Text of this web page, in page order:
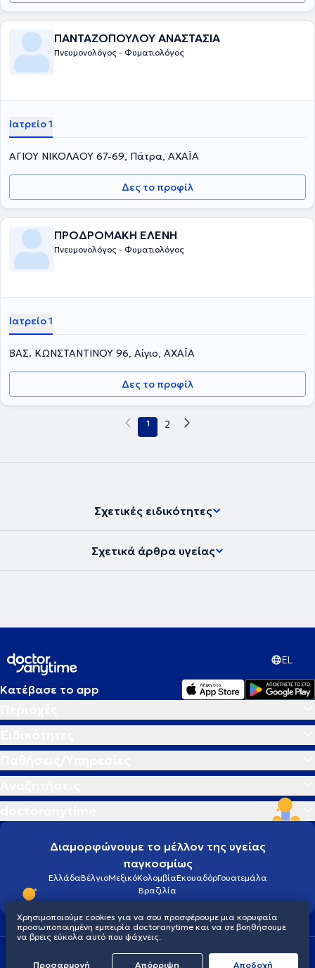
ΠΑΝΤΑΖΟΠΟΥΛΟΥ ΑΝΑΣΤΑΣΙΑ
Πνευμονολόγος - Φυματιολόγος
Ιατρείο 1
ΑΓΙΟΥ ΝΙΚΟΛΑΟΥ 67-69, Πάτρα, ΑΧΑΪΑ
Δες το προφίλ
ΠΡΟΔΡΟΜΑΚΗ ΕΛΕΝΗ
Πνευμονολόγος - Φυματιολόγος
Ιατρείο 1
ΒΑΣ. ΚΩΝΣΤΑΝΤΙΝΟΥ 96, Αίγιο, ΑΧΑΪΑ
Δες το προφίλ
1 2
Σχετικές ειδικότητες
Σχετικά άρθρα υγείας
EL
Κατέβασε το app
Διαμορφώνουμε το μέλλον της υγείας
παγκοσμίως
ΕλλάδαΒέλγιοΜεξικόΚολομβίαΕκουαδόρΓουατεμάλα
Βραζιλία
Πολιτική προστασίας προσωπικού απορρήτου
© 2026 doctoranytime
Χρησιμοποιούμε cookies για να σου προσφέρουμε μια κορυφαία
προσωποποιημένη εμπειρία doctoranytime και να σε βοηθήσουμε
να βρεις εύκολα αυτό που ψάχνεις.
Προσαρμογή Απόρριψη Aποδοχή